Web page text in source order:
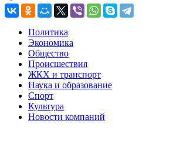
Политика
Экономика
Общество
Происшествия
ЖКХ и транспорт
Наука и образование
Спорт
Культура
Новости компаний